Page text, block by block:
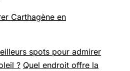
Carthagène en
spots pour admirer
? Quel endroit offre la